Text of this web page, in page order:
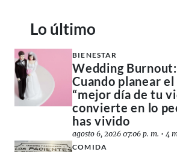
Lo último
BIENESTAR
Wedding Burnout:
Cuando planear el
“mejor día de tu
convierte en lo
has vivido
agosto 6, 2026 07:06 p. m. •4
COMIDA